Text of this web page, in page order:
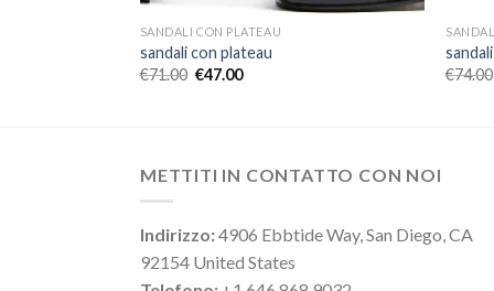
SANDALI CON PLATEAU
sandali con plateau
€71.00 €47.00
€74.00
METTITI IN CONTATTO CON NOI
Indirizzo:4906 Ebbtide Way, San Diego, CA
92154 United States